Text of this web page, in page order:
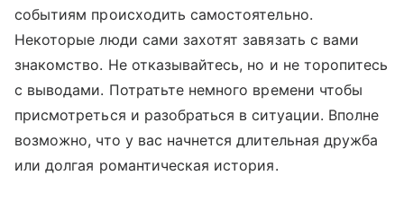
событиям происходить самостоятельно.
Некоторые люди сами захотят завязать с вами
знакомство. Не отказывайтесь, но и не торопитесь
с выводами. Потратьте немного времени чтобы
присмотреться и разобраться в ситуации. Вполне
возможно, что у вас начнется длительная дружба
или долгая романтическая история.